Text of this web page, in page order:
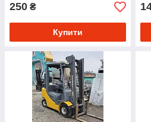
250 ₴
Купити